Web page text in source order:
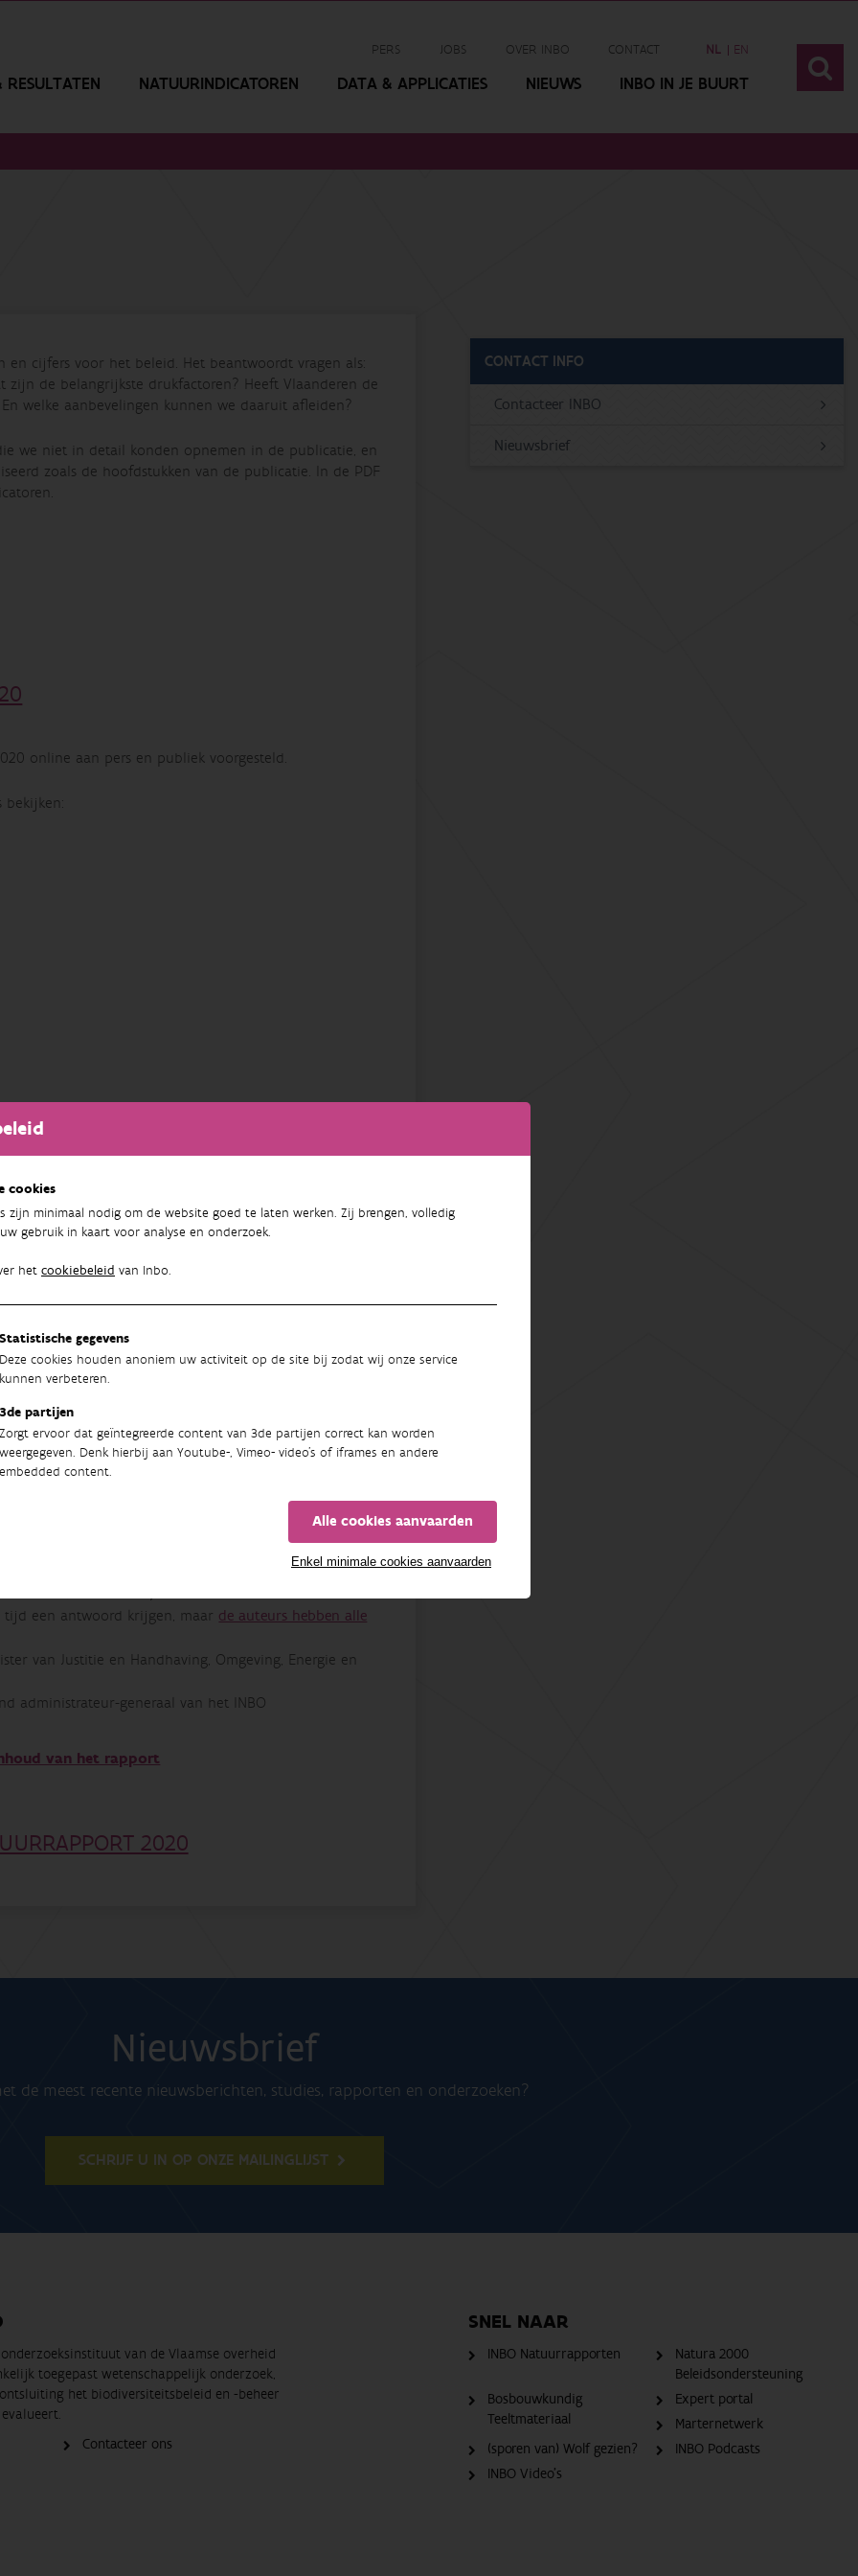
cookies
zijn minimaal nodig om de website goed te laten werken. Zij brengen, volledig
gebruik in kaart voor analyse en onderzoek.
het cookiebeleid van Inbo.
Statistische gegevens
Deze cookies houden anoniem uw activiteit op de site bij zodat wij onze service
kunnen verbeteren.
3de partijen
Zorgt ervoor dat geïntegreerde content van 3de partijen correct kan worden
weergegeven. Denk hierbij aan Youtube-, Vimeo- video's of iframes en andere
embedded content.
Alle cookies aanvaarden
Enkel minimale cookies aanvaarden
PERS JOBS OVER INBO CONTACT NL EN
NATUURINDICATOREN DATA & APPLICATIES NIEUWS INBO IN JE BUURT
en cijfers voor het beleid. Het beantwoordt vragen als:
de belangrijkste drukfactoren? Heeft Vlaanderen de
welke aanbevelingen kunnen we daaruit afleiden?
we niet in detail konden opnemen in de publicatie, en
zoals de hoofdstukken van de publicatie. In de PDF
online aan pers en publiek voorgesteld.
bekijken:
van 3de partijen niet zijn toegestaan door jou. Wil je
cookies van 3de partijen.
en beleid”Prof. Kris Verheyen- UGent en voorzitter
waar staan we en waar gaan we
Europees perspectief”
vanAnik Schneiders, Maarten Stevens en en Wouter
tijd een antwoord krijgen, maar de auteurs hebben alle
van Justitie en Handhaving, Omgeving, Energie en
administrateur-generaal van het INBO
van het rapport
2020
CONTACT INFO
Contacteer INBO
Nieuwsbrief
Nieuwsbrief
de meest recente nieuwsberichten, studies, rapporten en onderzoeken?
SCHRIJF U IN OP ONZE MAILINGLIJST
van de Vlaamse overheid
toegepast wetenschappelijk onderzoek,
het biodiversiteitsbeleid en -beheer
Contacteer ons
SNEL NAAR
INBO Natuurrapporten
Natura 2000
Beleidsondersteuning
Bosbouwkundig
Teeltmateriaal
Expert portal
Marternetwerk
(sporen van) Wolf gezien?
INBO Podcasts
INBO Video's